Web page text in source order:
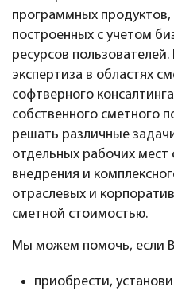
программных
построенных с учетом
ресурсов
экспертиза в областях
софтверного
собственного сметного
решать различные
отдельных рабочих
внедрения и
отраслевых и
сметной стоимостью.
Мы можем помочь, если
приобрести,